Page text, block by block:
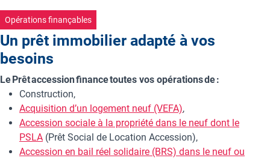
Opérations finançables
Un prêt immobilier adapté à vos
besoins
Le Prêt accession finance toutes vos opérations de :
Construction,
Acquisition d’un logement neuf (VEFA),
Accession sociale à la propriété dans le neuf dont le
PSLA (Prêt Social de Location Accession),
Accession en bail réel solidaire (BRS) dans le neuf ou